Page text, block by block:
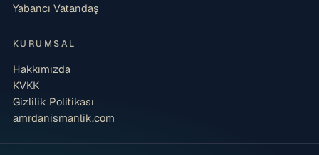
Yabancı Vatandaş
KURUMSAL
Hakkımızda
KVKK
Gizlilik Politikası
amrdanismanlik.com